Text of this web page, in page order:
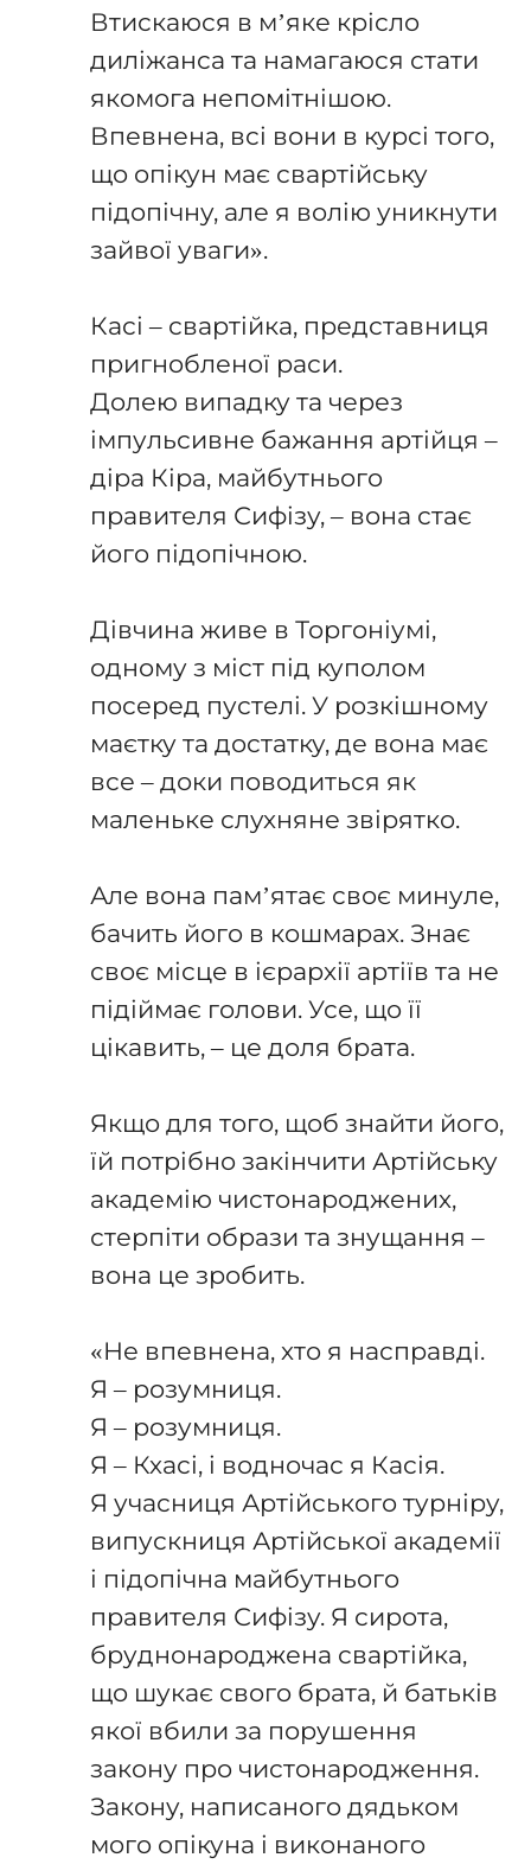
Втискаюся в м’яке крісло
диліжанса та намагаюся стати
якомога непомітнішою.
Впевнена, всі вони в курсі того,
що опікун має свартійську
підопічну, але я волію уникнути
зайвої уваги».
Касі – свартійка, представниця
пригнобленої раси.
Долею випадку та через
імпульсивне бажання артійця –
діра Кіра, майбутнього
правителя Сифізу, – вона стає
його підопічною.
Дівчина живе в Торгоніумі,
одному з міст під куполом
посеред пустелі. У розкішному
маєтку та достатку, де вона має
все – доки поводиться як
маленьке слухняне звірятко.
Але вона пам’ятає своє минуле,
бачить його в кошмарах. Знає
своє місце в ієрархії артіїв та не
підіймає голови. Усе, що її
цікавить, – це доля брата.
Якщо для того, щоб знайти його,
їй потрібно закінчити Артійську
академію чистонароджених,
стерпіти образи та знущання –
вона це зробить.
«Не впевнена, хто я насправді.
Я – розумниця.
Я – розумниця.
Я – Кхасі, і водночас я Касія.
Я учасниця Артійського турніру,
випускниця Артійської академії
і підопічна майбутнього
правителя Сифізу. Я сирота,
бруднонароджена свартійка,
що шукає свого брата, й батьків
якої вбили за порушення
закону про чистонародження.
Закону, написаного дядьком
мого опікуна і виконаного